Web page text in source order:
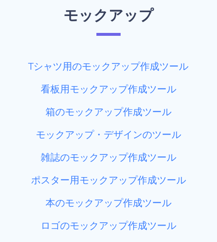
モックアップ
Tシャツ用のモックアップ作成ツール
看板用モックアップ作成ツール
箱のモックアップ作成ツール
モックアップ・デザインのツール
雑誌のモックアップ作成ツール
ポスター用モックアップ作成ツール
本のモックアップ作成ツール
ロゴのモックアップ作成ツール